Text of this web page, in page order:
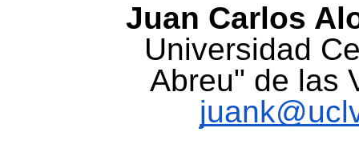
Juan Carlos
Universidad
Abreu" de las